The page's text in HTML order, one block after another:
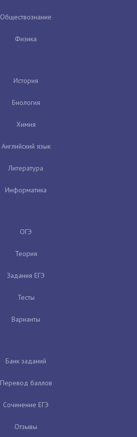
Обществознание
Физика
История
Биология
Химия
Английский язык
Литература
Информатика
ОГЭ
Теория
Задания ЕГЭ
Тесты
Варианты
Банк заданий
Перевод баллов
Сочинение ЕГЭ
Отзывы